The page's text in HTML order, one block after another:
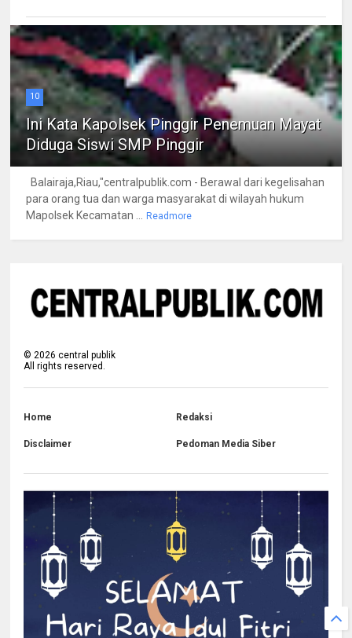
10
Ini Kata Kapolsek Pinggir Penemuan Mayat
Diduga Siswi SMP Pinggir
Balairaja,Riau,"centralpublik.com - Berawal dari kegelisahan
para orang tua dan warga masyarakat di wilayah hukum
Mapolsek Kecamatan ... Readmore
©2026 central publik
All rights reserved.
Home Redaksi
Disclaimer Pedoman Media Siber